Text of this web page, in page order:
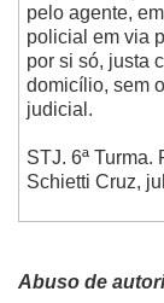
pelo agente,
policial em via
por si só, justa
domicílio, sem
judicial.
STJ. 6ª
Schietti Cruz,
Abuso de